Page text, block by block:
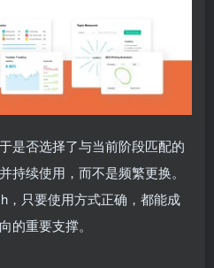
是否选择了与当前阶段匹配的
持续使用，而不是频繁更换。
，只要使用方式正确，都能成
的重要支撑。